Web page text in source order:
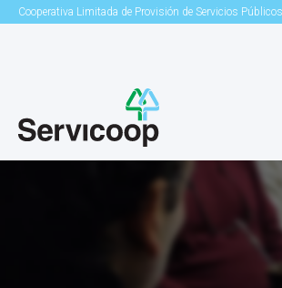
Cooperativa Limitada de Provisión de Servicios